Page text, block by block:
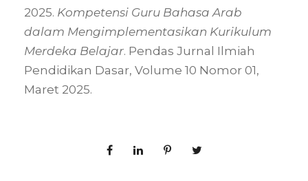
2025. Kompetensi Guru Bahasa Arab
dalam Mengimplementasikan Kurikulum
Merdeka Belajar. Pendas Jurnal Ilmiah
Pendidikan Dasar, Volume 10 Nomor 01,
Maret 2025.